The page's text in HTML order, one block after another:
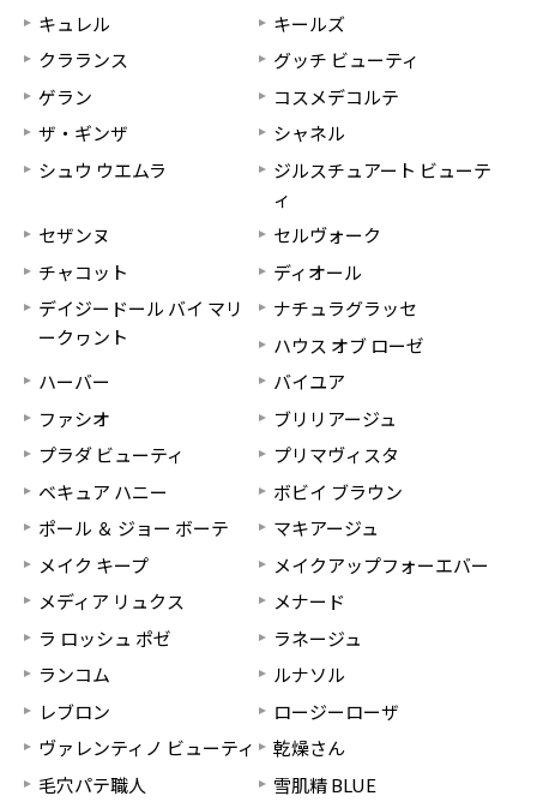
キュレル
キールズ
クラランス
グッチ ビューティ
ゲラン
コスメデコルテ
ザ・ギンザ
シャネル
シュウ ウエムラ
ジルスチュアート ビューテ
ィ
セザンヌ
セルヴォーク
チャコット
ディオール
デイジードール バイ マリ
ークヮント
ナチュラグラッセ
ハウス オブ ローゼ
ハーバー
バイユア
ファシオ
ブリリアージュ
プラダ ビューティ
プリマヴィスタ
ベキュア ハニー
ボビイ ブラウン
ポール ＆ ジョー ボーテ
マキアージュ
メイク キープ
メイクアップフォーエバー
メディア リュクス
メナード
ラ ロッシュ ポゼ
ラネージュ
ランコム
ルナソル
レブロン
ロージーローザ
ヴァレンティノ ビューティ
乾燥さん
毛穴パテ職人
雪肌精 BLUE